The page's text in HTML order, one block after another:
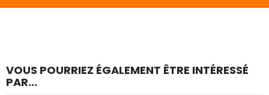
VOUS POURRIEZ ÉGALEMENT ÊTRE INTÉRESSÉ
PAR...